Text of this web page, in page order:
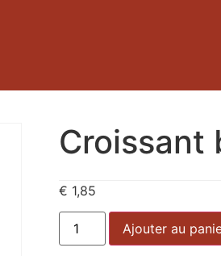
Croissant
€ 1,85
Ajouter au